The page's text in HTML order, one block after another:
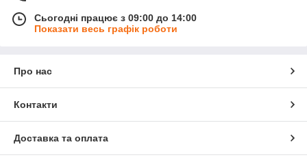
Сьогодні працює з 09:00 до 14:00
Показати весь графік роботи
Про нас
Контакти
Доставка та оплата